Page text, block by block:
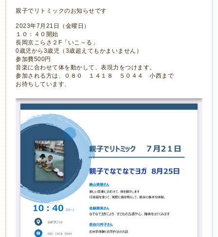
親子でリトミックのお知らせです
2023年7月21日（金曜日）
１０：４０開始
長岡京こらさ２F「いこ～る」
0歳児から3歳児（3歳超えてもかまいません）
参加費500円
音楽に合わせて体を動かして、表現力をつけます。
参加される方は、０８０ １４１８ ５０４４ 小西まで
お待ちしています、